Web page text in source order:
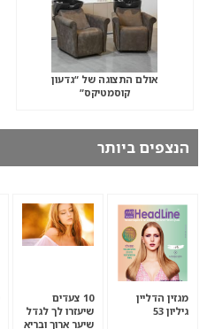
אולם התצוגה של “גדעון
קוסמטיקס”
הנצפים ביותר
מגזין הדליין
גיליון 53
10 צעדים
שיעזרו לך לגדל
שיער ארוך ובריא